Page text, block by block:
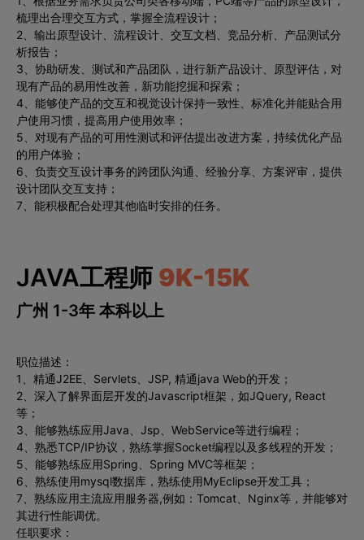
梳理出合理交互方式，掌握全流程设计；
2、输出原型设计、流程设计、交互文档、竞品分析、产品测试分
析报告；
3、协助研发、测试和产品团队，进行新产品设计、原型评估，对
现有产品的易用性改善，新功能挖掘和探索；
4、能够使产品的交互和视觉设计保持一致性、标准化并能贴合用
户使用习惯，提高用户使用效率；
5、对现有产品的可用性测试和评估提出改进方案，持续优化产品
的用户体验；
6、负责交互设计事务的跨团队沟通、经验分享、方案评审，提供
设计团队交互支持；
7、能积极配合处理其他临时安排的任务。
JAVA工程师 9K-15K
广州 1-3年 本科以上
职位描述：
1、精通J2EE、Servlets、JSP, 精通java Web的开发；
2、深入了解界面层开发的Javascript框架，如JQuery, React
等；
3、能够熟练应用Java、Jsp、WebService等进行编程；
4、熟悉TCP/IP协议，熟练掌握Socket编程以及多线程的开发；
5、能够熟练应用Spring、Spring MVC等框架；
6、熟练使用mysql数据库，熟练使用MyEclipse开发工具；
7、熟练应用主流应用服务器,例如：Tomcat、Nginx等，并能够对
其进行性能调优。
任职要求：